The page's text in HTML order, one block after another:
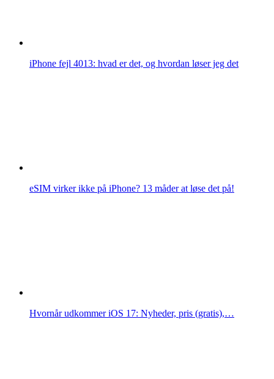
iPhone fejl 4013: hvad er det, og hvordan løser jeg det
eSIM virker ikke på iPhone? 13 måder at løse det på!
Hvornår udkommer iOS 17: Nyheder, pris (gratis),…